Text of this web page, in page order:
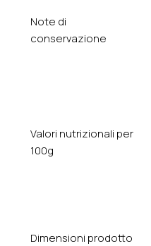
Vietnam
quantità
Note di
conservazione
Valori nutrizionali per
100g
Dimensioni prodotto